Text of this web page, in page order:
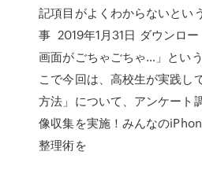
記項目がよくわからないとい
事 2019年1月31日 ダウンロ
画面がごちゃごちゃ…」とい
こで今回は、高校生が実践し
方法」について、アンケート
像収集を実施！みんなの
整理術を